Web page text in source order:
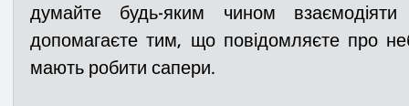
думайте будь-яким чином
допомагаєте тим, що повідомляєте про
мають робити сапери.